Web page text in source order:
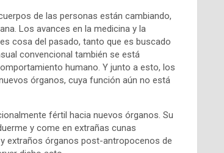
de las personas están cambiando,
Los avances en la medicina y la
cosa del pasado, tanto que es buscado
convencional también se está
humano. Y junto a esto, los
órganos, cuya función aún no está
fértil hacia nuevos órganos. Su
y come en extrañas cunas
extraños órganos post-antropocenos de